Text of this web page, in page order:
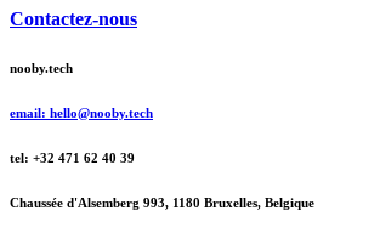
Contactez-nous
nooby.tech
email: hello@nooby.tech
tel: +32 471 62 40 39
Chaussée d'Alsemberg 993, 1180 Bruxelles, Belgique